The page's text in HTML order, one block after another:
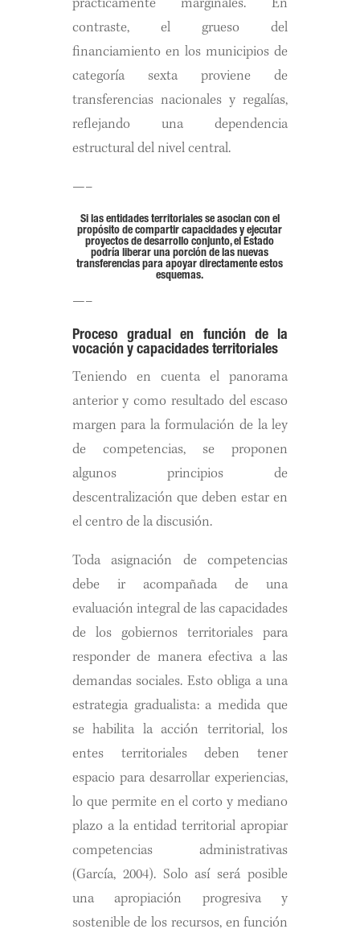
prácticamente marginales. En
contraste, el grueso del
financiamiento en los municipios de
categoría sexta proviene de
transferencias nacionales y regalías,
reflejando una dependencia
estructural del nivel central.
—–
Si las entidades territoriales se asocian con el
propósito de compartir capacidades y ejecutar
proyectos de desarrollo conjunto, el Estado
podría liberar una porción de las nuevas
transferencias para apoyar directamente estos
esquemas.
—–
Proceso gradual en función de la
vocación y capacidades territoriales
Teniendo en cuenta el panorama
anterior y como resultado del escaso
margen para la formulación de la ley
de competencias, se proponen
algunos principios de
descentralización que deben estar en
el centro de la discusión.
Toda asignación de competencias
debe ir acompañada de una
evaluación integral de las capacidades
de los gobiernos territoriales para
responder de manera efectiva a las
demandas sociales. Esto obliga a una
estrategia gradualista: a medida que
se habilita la acción territorial, los
entes territoriales deben tener
espacio para desarrollar experiencias,
lo que permite en el corto y mediano
plazo a la entidad territorial apropiar
competencias administrativas
(García, 2004). Solo así será posible
una apropiación progresiva y
sostenible de los recursos, en función